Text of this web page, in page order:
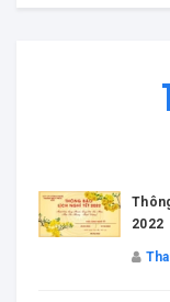
2022